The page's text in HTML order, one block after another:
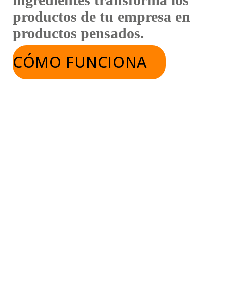
productos de tu empresa en
productos pensados.
CÓMO FUNCIONA